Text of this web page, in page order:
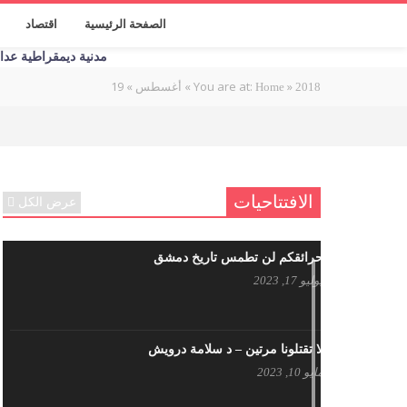
الصفحة الرئيسية اقتصاد
مدنية ديمقراطية عدالة
You are at: Home » 2018
» أغسطس »
19
الافتتاحيات عرض الكل
حرائقكم لن تطمس تاريخ دمشق
يوليو 17, 2023
لا تقتلونا مرتين – د سلامة درويش
مايو 10, 2023